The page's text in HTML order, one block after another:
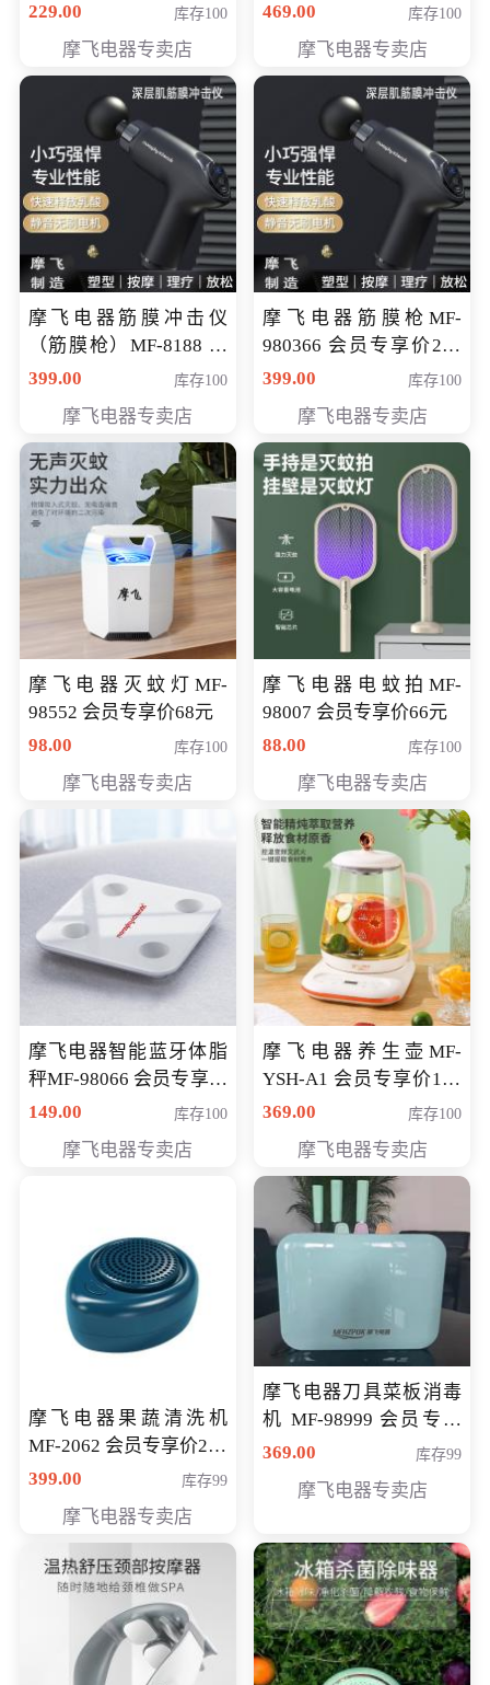
168元
229.00 库存100
摩飞电器专卖店
MF-HG30 ） 会员专享价
469.00 库存100
摩飞电器专卖店
摩飞电器筋膜冲击仪
（筋膜枪）MF-8188 会
员专享价268元
399.00 库存100
摩飞电器专卖店
摩飞电器筋膜枪MF-
980366 会员专享价299
元
399.00 库存100
摩飞电器专卖店
摩飞电器灭蚊灯MF-
98552 会员专享价68元
98.00
库存100
摩飞电器专卖店
摩飞电器电蚊拍MF-
98007 会员专享价66元
88.00
库存100
摩飞电器专卖店
摩飞电器智能蓝牙体脂
秤MF-98066 会员专享价
98元
149.00 库存100
摩飞电器专卖店
摩飞电器养生壶MF-
YSH-A1 会员专享价198
元
369.00 库存100
摩飞电器专卖店
摩飞电器果蔬清洗机
MF-2062 会员专享价268
元
399.00 库存99
摩飞电器专卖店
摩飞电器刀具菜板消毒
机 MF-98999 会员专享
价286元
369.00 库存99
摩飞电器专卖店